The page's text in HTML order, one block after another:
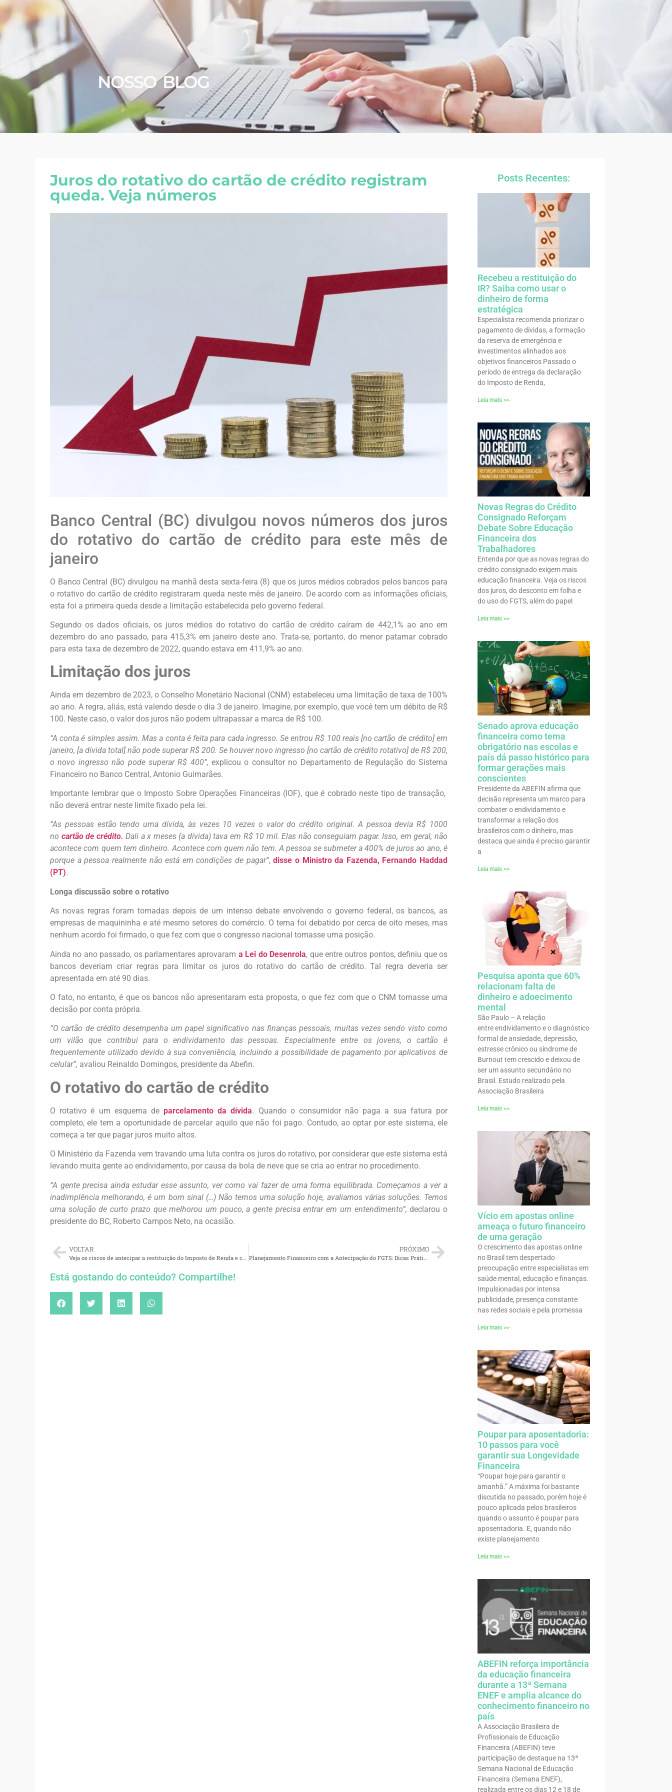
NOSSO BLOG
Juros do rotativo do cartão de crédito registram
queda. Veja números
Banco Central (BC) divulgou novos números dos juros
do rotativo do cartão de crédito para este mês de
janeiro
O Banco Central (BC) divulgou na manhã desta sexta-feira (8) que os juros médios cobrados pelos bancos para
o rotativo do cartão de crédito registraram queda neste mês de janeiro. De acordo com as informações oficiais,
esta foi a primeira queda desde a limitação estabelecida pelo governo federal.
Segundo os dados oficiais, os juros médios do rotativo do cartão de crédito caíram de 442,1% ao ano em
dezembro do ano passado, para 415,3% em janeiro deste ano. Trata-se, portanto, do menor patamar cobrado
para esta taxa de dezembro de 2022, quando estava em 411,9% ao ano.
Limitação dos juros
Ainda em dezembro de 2023, o Conselho Monetário Nacional (CNM) estabeleceu uma limitação de taxa de 100%
ao ano. A regra, aliás, está valendo desde o dia 3 de janeiro. Imagine, por exemplo, que você tem um débito de R$
100. Neste caso, o valor dos juros não podem ultrapassar a marca de R$ 100.
“A conta é simples assim. Mas a conta é feita para cada ingresso. Se entrou R$ 100 reais [no cartão de crédito] em
janeiro, [a dívida total] não pode superar R$ 200. Se houver novo ingresso [no cartão de crédito rotativo] de R$ 200,
o novo ingresso não pode superar R$ 400”, explicou o consultor no Departamento de Regulação do Sistema
Financeiro no Banco Central, Antonio Guimarães.
Importante lembrar que o Imposto Sobre Operações Financeiras (IOF), que é cobrado neste tipo de transação,
não deverá entrar neste limite fixado pela lei.
“As pessoas estão tendo uma dívida, às vezes 10 vezes o valor do crédito original. A pessoa devia R$ 1000
no cartão de crédito. Dali a x meses (a dívida) tava em R$ 10 mil. Elas não conseguiam pagar. Isso, em geral, não
acontece com quem tem dinheiro. Acontece com quem não tem. A pessoa se submeter a 400% de juros ao ano, é
porque a pessoa realmente não está em condições de pagar”,disse o Ministro da Fazenda, Fernando Haddad
(PT).
Longa discussão sobre o rotativo
As novas regras foram tomadas depois de um intenso debate envolvendo o governo federal, os bancos, as
empresas de maquininha e até mesmo setores do comércio. O tema foi debatido por cerca de oito meses, mas
nenhum acordo foi firmado, o que fez com que o congresso nacional tomasse uma posição.
Ainda no ano passado, os parlamentares aprovaram a Lei do Desenrola, que entre outros pontos, definiu que os
bancos deveriam criar regras para limitar os juros do rotativo do cartão de crédito. Tal regra deveria ser
apresentada em até 90 dias.
O fato, no entanto, é que os bancos não apresentaram esta proposta, o que fez com que o CNM tomasse uma
decisão por conta própria.
“O cartão de crédito desempenha um papel significativo nas finanças pessoais, muitas vezes sendo visto como
um vilão que contribui para o endividamento das pessoas. Especialmente entre os jovens, o cartão é
frequentemente utilizado devido à sua conveniência, incluindo a possibilidade de pagamento por aplicativos de
celular”, avaliou Reinaldo Domingos, presidente da Abefin.
O rotativo do cartão de crédito
O rotativo é um esquema deparcelamento da dívida. Quando o consumidor não paga a sua fatura por
completo, ele tem a oportunidade de parcelar aquilo que não foi pago. Contudo, ao optar por este sistema, ele
começa a ter que pagar juros muito altos.
O Ministério da Fazenda vem travando uma luta contra os juros do rotativo, por considerar que este sistema está
levando muita gente ao endividamento, por causa da bola de neve que se cria ao entrar no procedimento.
“A gente precisa ainda estudar esse assunto, ver como vai fazer de uma forma equilibrada. Começamos a ver a
inadimplência melhorando, é um bom sinal (…) Não temos uma solução hoje, avaliamos várias soluções. Temos
uma solução de curto prazo que melhorou um pouco, a gente precisa entrar em um entendimento”, declarou o
presidente do BC, Roberto Campos Neto, na ocasião.
VOLTAR
Veja os riscos de antecipar a restituição do Imposto de Renda e como fugir dos golpes
PRÓXIMO
Está gostando do conteúdo? Compartilhe!
Posts Recentes:
Recebeu a restituição do
IR? Saiba como usar o
dinheiro de forma
estratégica
Especialista recomenda priorizar o
pagamento de dívidas, a formação
da reserva de emergência e
investimentos alinhados aos
objetivos financeiros Passado o
período de entrega da declaração
do Imposto de Renda,
Leia mais >>
Novas Regras do Crédito
Consignado Reforçam
Debate Sobre Educação
Financeira dos
Trabalhadores
Entenda por que as novas regras do
crédito consignado exigem mais
educação financeira. Veja os riscos
dos juros, do desconto em folha e
do uso do FGTS, além do papel
Leia mais >>
Senado aprova educação
financeira como tema
obrigatório nas escolas e
país dá passo histórico para
formar gerações mais
conscientes
Presidente da ABEFIN afirma que
decisão representa um marco para
combater o endividamento e
transformar a relação dos
brasileiros com o dinheiro, mas
destaca que ainda é preciso garantir
a
Leia mais >>
Pesquisa aponta que 60%
relacionam falta de
dinheiro e adoecimento
mental
São Paulo – A relação
entre endividamento e o diagnóstico
formal de ansiedade, depressão,
estresse crônico ou síndrome de
Burnout tem crescido e deixou de
ser um assunto secundário no
Brasil. Estudo realizado pela
Associação Brasileira
Leia mais >>
Vício em apostas online
ameaça o futuro financeiro
de uma geração
O crescimento das apostas online
no Brasil tem despertado
preocupação entre especialistas em
saúde mental, educação e finanças.
Impulsionadas por intensa
publicidade, presença constante
nas redes sociais e pela promessa
Leia mais >>
Poupar para aposentadoria:
10 passos para você
garantir sua Longevidade
Financeira
“Poupar hoje para garantir o
amanhã.” A máxima foi bastante
discutida no passado, porém hoje é
pouco aplicada pelos brasileiros
quando o assunto é poupar para
aposentadoria. E, quando não
existe planejamento
Leia mais >>
ABEFIN reforça importância
da educação financeira
durante a 13ª Semana
ENEF e amplia alcance do
conhecimento financeiro no
país
A Associação Brasileira de
Profissionais de Educação
Financeira (ABEFIN) teve
participação de destaque na 13ª
Semana Nacional de Educação
Financeira (Semana ENEF),
realizada entre os dias 12 e 18 de